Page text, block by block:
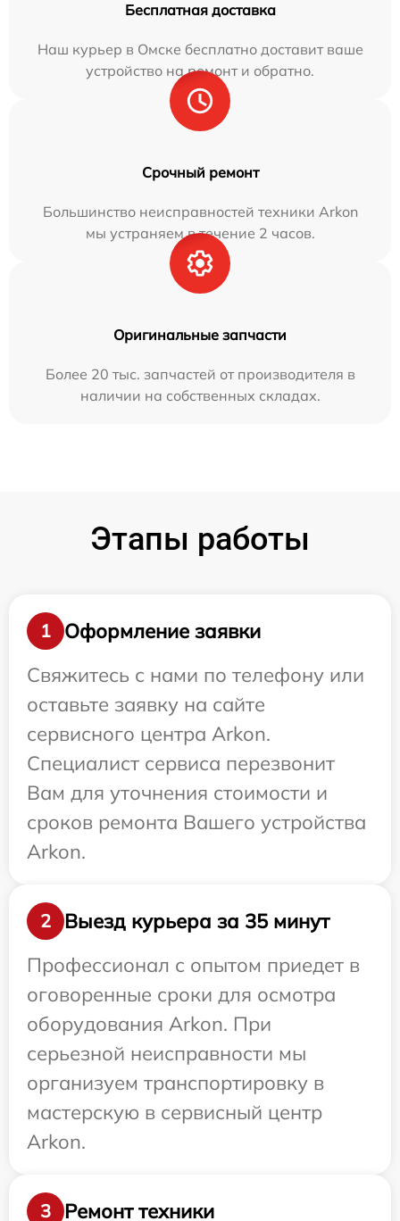
Бесплатная доставка
Наш курьер в Омске бесплатно доставит ваше
устройство на ремонт и обратно.
Срочный ремонт
Большинство неисправностей техники Arkon
мы устраняем в течение 2 часов.
Оригинальные запчасти
Более 20 тыс. запчастей от производителя в
наличии на собственных складах.
Этапы работы
1
Оформление заявки
Свяжитесь с нами по телефону или
оставьте заявку на сайте
сервисного центра Arkon.
Специалист сервиса перезвонит
Вам для уточнения стоимости и
сроков ремонта Вашего устройства
Arkon.
2
Выезд курьера за 35 минут
Профессионал с опытом приедет в
оговоренные сроки для осмотра
оборудования Arkon. При
серьезной неисправности мы
организуем транспортировку в
мастерскую в сервисный центр
Arkon.
3 Ремонт техники